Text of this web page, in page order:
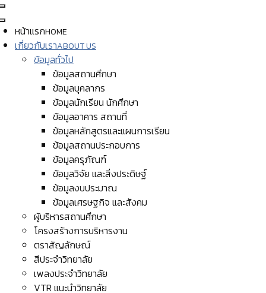
หน้าแรกHOME
เกี่ยวกับเราABOUT US
ข้อมูลทั่วไป
ข้อมูลสถานศึกษา
ข้อมูลบุคลากร
ข้อมูลนักเรียน นักศึกษา
ข้อมูลอาคาร สถานที่
ข้อมูลหลักสูตรและแผนการเรียน
ข้อมูลสถานประกอบการ
ข้อมูลครุภัณฑ์
ข้อมูลวิจัย และสิ่งประดิษฐ์
ข้อมูลงบประมาณ
ข้อมูลเศรษฐกิจ และสังคม
ผู้บริหารสถานศึกษา
โครงสร้างการบริหารงาน
ตราสัญลักษณ์
สีประจำวิทยาลัย
เพลงประจำวิทยาลัย
VTR แนะนำวิทยาลัย